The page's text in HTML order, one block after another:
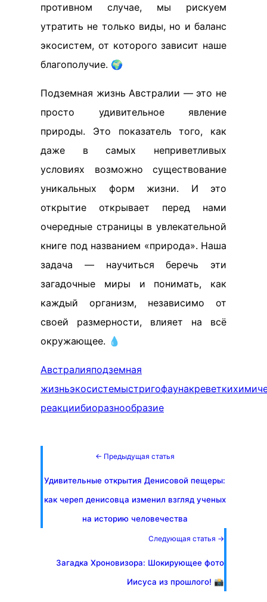
противном случае, мы рискуем
утратить не только виды, но и баланс
экосистем, от которого зависит наше
благополучие. 🌍
Подземная жизнь Австралии — это не
просто удивительное явление
природы. Это показатель того, как
даже в самых неприветливых
условиях возможно существование
уникальных форм жизни. И это
открытие открывает перед нами
очередные страницы в увлекательной
книге под названием «природа». Наша
задача — научиться беречь эти
загадочные миры и понимать, как
каждый организм, независимо от
своей размерности, влияет на всё
окружающее. 💧
Австралияподземная
жизньэкосистемыстригофаунакреветки
реакциибиоразнообразие
← Предыдущая статья
Удивительные открытия Денисовой пещеры:
как череп денисовца изменил взгляд ученых
на историю человечества
Следующая статья →
Загадка Хроновизора: Шокирующее фото
Иисуса из прошлого! 📸